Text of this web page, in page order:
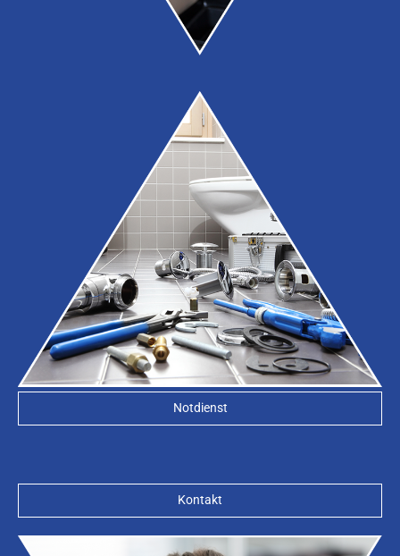
Notdienst
Kontakt